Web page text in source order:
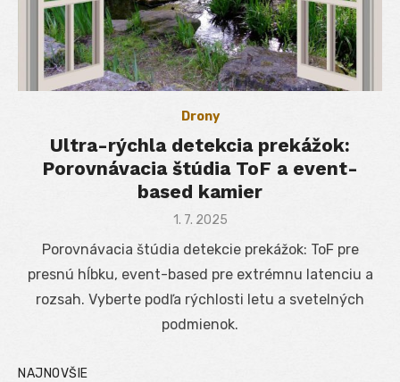
Drony
Ultra-rýchla detekcia prekážok:
Porovnávacia štúdia ToF a event-
based kamier
Posted
1. 7. 2025
Porovnávacia štúdia detekcie prekážok: ToF pre
presnú hĺbku, event-based pre extrémnu latenciu a
rozsah. Vyberte podľa rýchlosti letu a svetelných
podmienok.
NAJNOVŠIE